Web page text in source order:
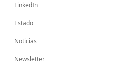
LinkedIn
Estado
Noticias
Newsletter